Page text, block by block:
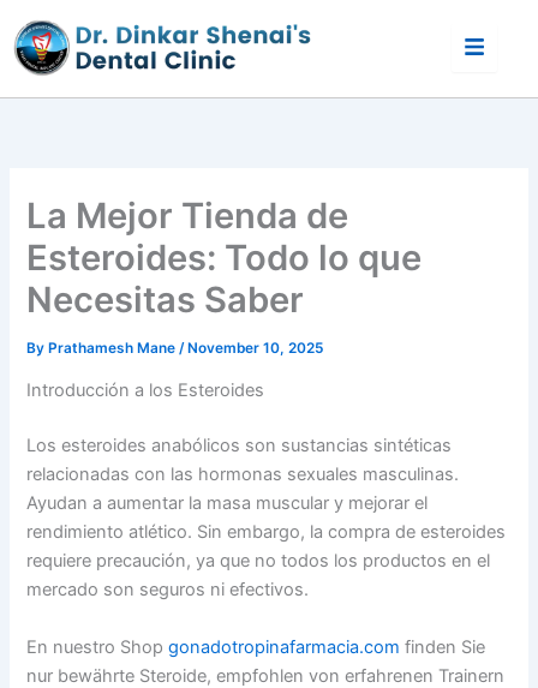
to
content
La Mejor Tienda de
Esteroides: Todo lo que
Necesitas Saber
ByPrathamesh Mane/November 10, 2025
Introducción a los Esteroides
Los esteroides anabólicos son sustancias sintéticas
relacionadas con las hormonas sexuales masculinas.
Ayudan a aumentar la masa muscular y mejorar el
rendimiento atlético. Sin embargo, la compra de esteroides
requiere precaución, ya que no todos los productos en el
mercado son seguros ni efectivos.
En nuestro Shopgonadotropinafarmacia.com finden Sie
nur bewährte Steroide, empfohlen von erfahrenen Trainern